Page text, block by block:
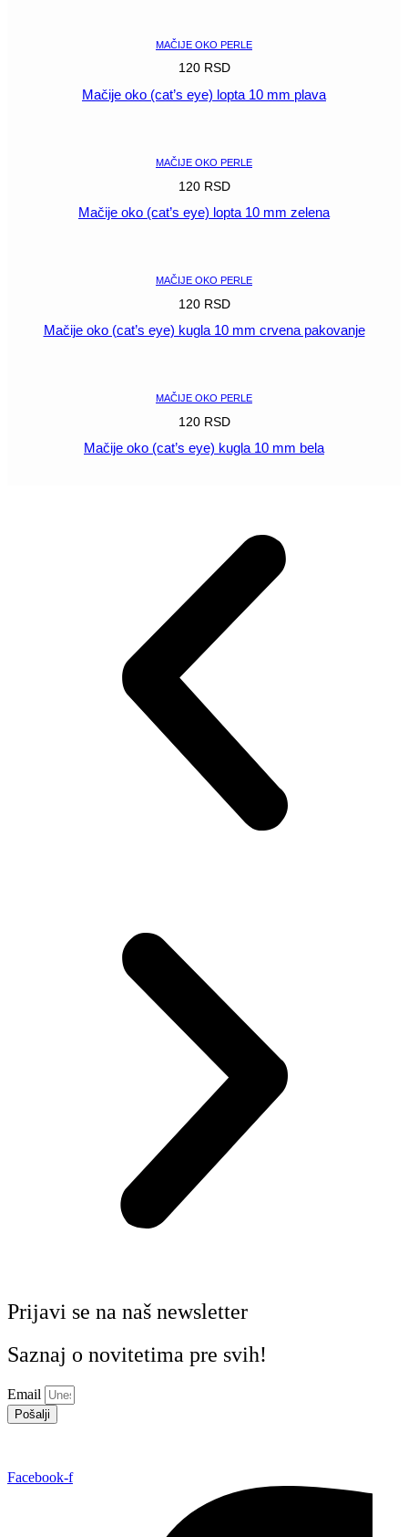
MAČIJE OKO PERLE
120 RSD
Mačije oko (cat’s eye) lopta 10 mm plava
MAČIJE OKO PERLE
120 RSD
Mačije oko (cat’s eye) lopta 10 mm zelena
MAČIJE OKO PERLE
120 RSD
Mačije oko (cat’s eye) kugla 10 mm crvena pakovanje
MAČIJE OKO PERLE
120 RSD
Mačije oko (cat’s eye) kugla 10 mm bela
Prijavi se na naš newsletter
Saznaj o novitetima pre svih!
Email
Pošalji
Facebook-f